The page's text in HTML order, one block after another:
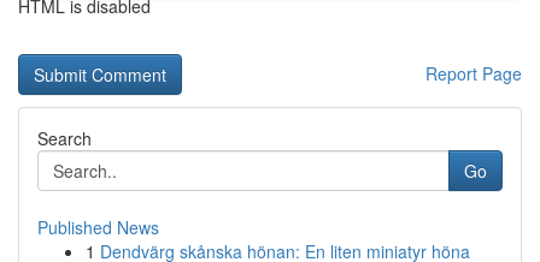
HTML is disabled
Report Page
Search
Go
Published News
1 Dendvärg skånska hönan: En liten miniatyr höna